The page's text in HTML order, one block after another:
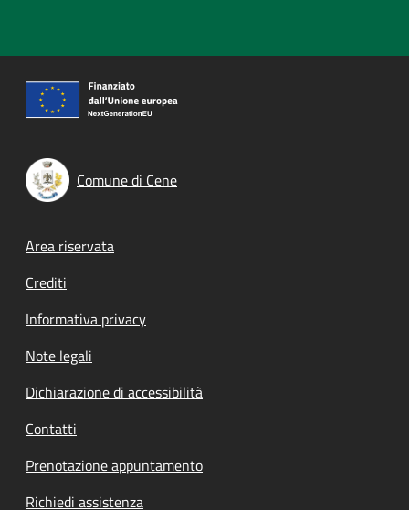
Comune di Cene
Footer menu
Area riservata
Crediti
Informativa privacy
Note legali
Dichiarazione di accessibilità
Contatti
Prenotazione appuntamento
Richiedi assistenza